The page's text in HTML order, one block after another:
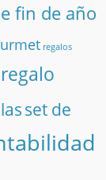
fin de año
regalos
regalo
set de